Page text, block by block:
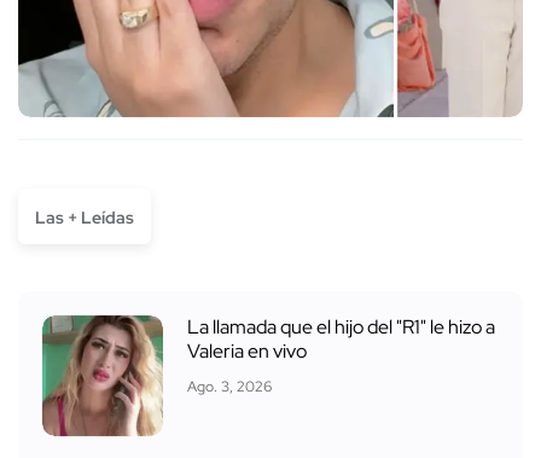
Las + Leídas
La llamada que el hijo del "R1" le hizo a
Valeria en vivo
Ago. 3, 2026